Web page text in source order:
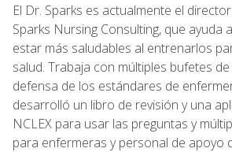
El Dr. Sparks es actualmente el
Sparks Nursing Consulting, que ayuda
estar más saludables al entrenarlos
salud. Trabaja con múltiples bufetes
defensa de los estándares de
desarrolló un libro de revisión y una
NCLEX para usar las preguntas y
para enfermeras y personal de apoyo